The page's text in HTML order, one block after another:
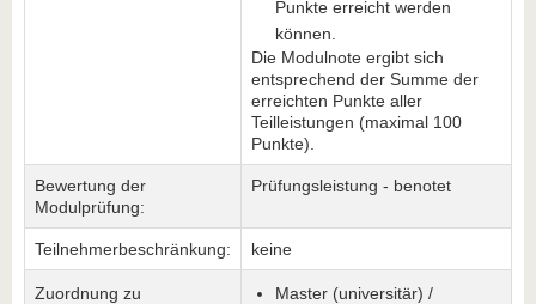
Punkte erreicht werden
können.
Die Modulnote ergibt sich
entsprechend der Summe der
erreichten Punkte aller
Teilleistungen (maximal 100
Punkte).
Bewertung der
Modulprüfung:
Prüfungsleistung - benotet
Teilnehmerbeschränkung: keine
Zuordnung zu
Master (universitär) /